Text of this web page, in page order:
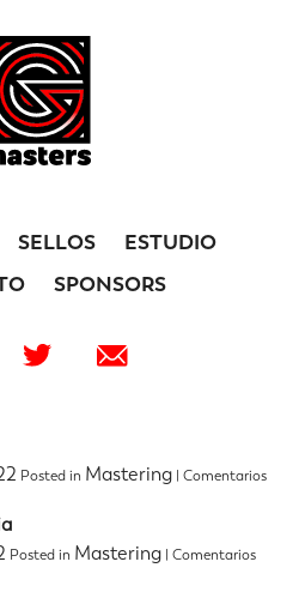
SELLOS
ESTUDIO
SPONSORS
Posted in Mastering | Comentarios
Posted in Mastering | Comentarios